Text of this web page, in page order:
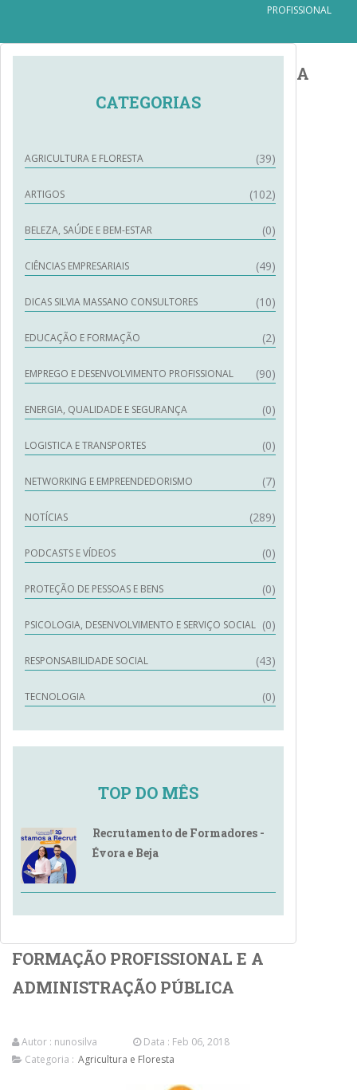
PROFISSIONAL
CATEGORIAS
AGRICULTURA E FLORESTA (39)
ARTIGOS (102)
BELEZA, SAÚDE E BEM-ESTAR (0)
CIÊNCIAS EMPRESARIAIS (49)
DICAS SILVIA MASSANO CONSULTORES (10)
EDUCAÇÃO E FORMAÇÃO (2)
EMPREGO E DESENVOLVIMENTO PROFISSIONAL (90)
ENERGIA, QUALIDADE E SEGURANÇA (0)
LOGISTICA E TRANSPORTES (0)
NETWORKING E EMPREENDEDORISMO (7)
NOTÍCIAS (289)
PODCASTS E VÍDEOS (0)
PROTEÇÃO DE PESSOAS E BENS (0)
PSICOLOGIA, DESENVOLVIMENTO E SERVIÇO SOCIAL (0)
RESPONSABILIDADE SOCIAL (43)
TECNOLOGIA (0)
TOP DO MÊS
Recrutamento de Formadores -
Évora e Beja
A
FORMAÇÃO PROFISSIONAL E A
ADMINISTRAÇÃO PÚBLICA
Autor : nunosilva
Data : Feb 06, 2018
Categoria : Agricultura e Floresta